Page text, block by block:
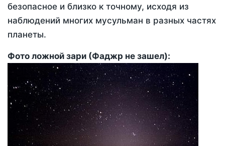
безопасное и близко к точному, исходя из
наблюдений многих мусульман в разных частях
планеты.
Фото ложной зари (Фаджр не зашел):